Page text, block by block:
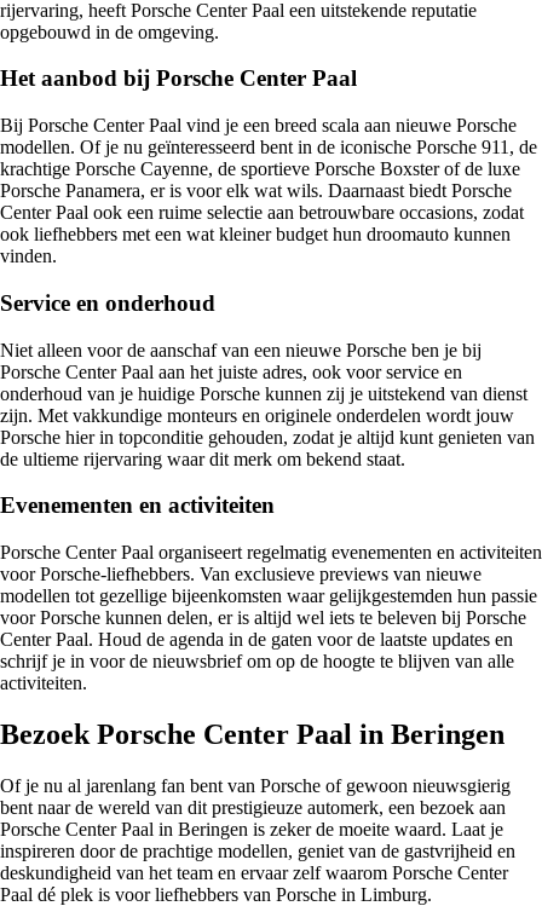
rijervaring, heeft Porsche Center Paal een uitstekende reputatie
opgebouwd in de omgeving.
Het aanbod bij Porsche Center Paal
Bij Porsche Center Paal vind je een breed scala aan nieuwe Porsche
modellen. Of je nu geïnteresseerd bent in de iconische Porsche 911, de
krachtige Porsche Cayenne, de sportieve Porsche Boxster of de luxe
Porsche Panamera, er is voor elk wat wils. Daarnaast biedt Porsche
Center Paal ook een ruime selectie aan betrouwbare occasions, zodat
ook liefhebbers met een wat kleiner budget hun droomauto kunnen
vinden.
Service en onderhoud
Niet alleen voor de aanschaf van een nieuwe Porsche ben je bij
Porsche Center Paal aan het juiste adres, ook voor service en
onderhoud van je huidige Porsche kunnen zij je uitstekend van dienst
zijn. Met vakkundige monteurs en originele onderdelen wordt jouw
Porsche hier in topconditie gehouden, zodat je altijd kunt genieten van
de ultieme rijervaring waar dit merk om bekend staat.
Evenementen en activiteiten
Porsche Center Paal organiseert regelmatig evenementen en activiteiten
voor Porsche-liefhebbers. Van exclusieve previews van nieuwe
modellen tot gezellige bijeenkomsten waar gelijkgestemden hun passie
voor Porsche kunnen delen, er is altijd wel iets te beleven bij Porsche
Center Paal. Houd de agenda in de gaten voor de laatste updates en
schrijf je in voor de nieuwsbrief om op de hoogte te blijven van alle
activiteiten.
Bezoek Porsche Center Paal in Beringen
Of je nu al jarenlang fan bent van Porsche of gewoon nieuwsgierig
bent naar de wereld van dit prestigieuze automerk, een bezoek aan
Porsche Center Paal in Beringen is zeker de moeite waard. Laat je
inspireren door de prachtige modellen, geniet van de gastvrijheid en
deskundigheid van het team en ervaar zelf waarom Porsche Center
Paal dé plek is voor liefhebbers van Porsche in Limburg.